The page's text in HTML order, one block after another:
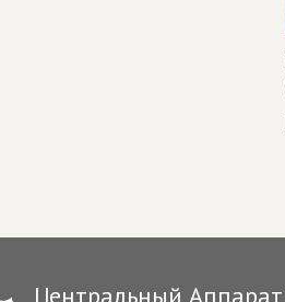
Центральный Аппарат